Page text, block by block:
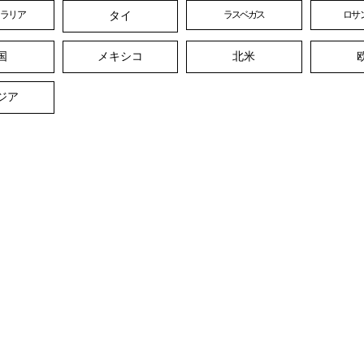
リア タイ ラスベガス ロサ
メキシコ 北米
ア